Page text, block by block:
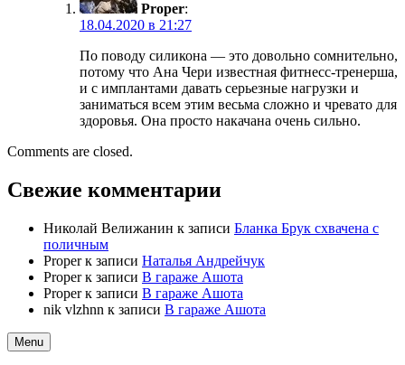
Proper:
18.04.2020 в 21:27
По поводу силикона — это довольно сомнительно,
потому что Ана Чери известная фитнесс-тренерша,
и с имплантами давать серьезные нагрузки и
заниматься всем этим весьма сложно и чревато для
здоровья. Она просто накачана очень сильно.
Comments are closed.
Свежие комментарии
Николай Велижанин к записи Бланка Брук схвачена с
поличным
Properк записи Наталья Андрейчук
Properк записи В гараже Ашота
Properк записи В гараже Ашота
nik vlzhnn к записи В гараже Ашота
Menu